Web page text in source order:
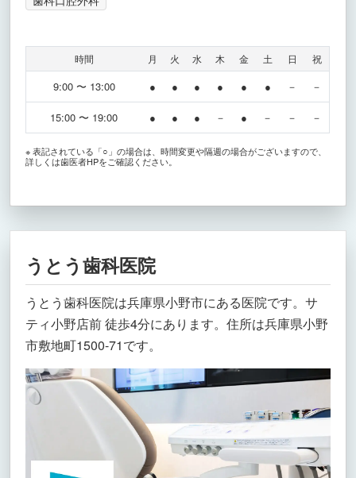
時間 月 火 水 木 金 土 日 祝
9:00 〜 13:00 ● ● ● ● ● ● － －
15:00 〜 19:00 ● ● ● － ● － － －
※ 表記されている「○」の場合は、時間変更や隔週の場合がございますので、
詳しくは歯医者HPをご確認ください。
うとう歯科医院
うとう歯科医院は兵庫県小野市にある医院です。サ
ティ小野店前 徒歩4分にあります。住所は兵庫県小野
市敷地町1500-71です。